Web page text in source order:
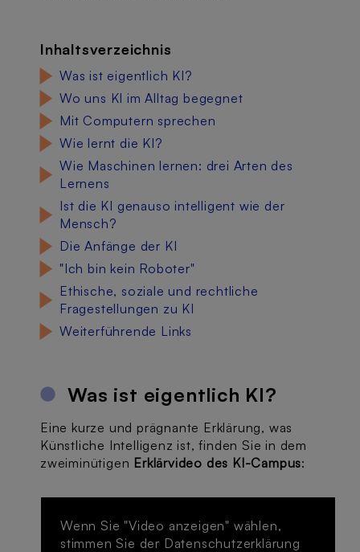
Inhaltsverzeichnis
Was ist eigentlich KI?
Wo uns KI im Alltag begegnet
Mit Computern sprechen
Wie lernt die KI?
Wie Maschinen lernen: drei Arten des
Lernens
Ist die KI genauso intelligent wie der
Mensch?
Die Anfänge der KI
"Ich bin kein Roboter"
Ethische, soziale und rechtliche
Fragestellungen zu KI
Weiterführende Links
Was ist eigentlich KI?
Wenn Sie "Video anzeigen" wählen,
stimmen Sie der Datenschutzerklärung
Eine kurze und prägnante Erklärung, was
Künstliche Intelligenz ist, finden Sie in dem
zweiminütigen Erklärvideo des KI-Campus: